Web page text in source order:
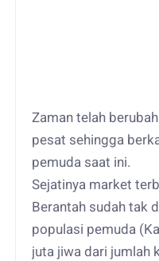
Zaman telah
pesat sehingga
pemuda saat ini.
Sejatinya market
Berantah sudah tak
populasi pemuda
juta jiwa dari jumlah